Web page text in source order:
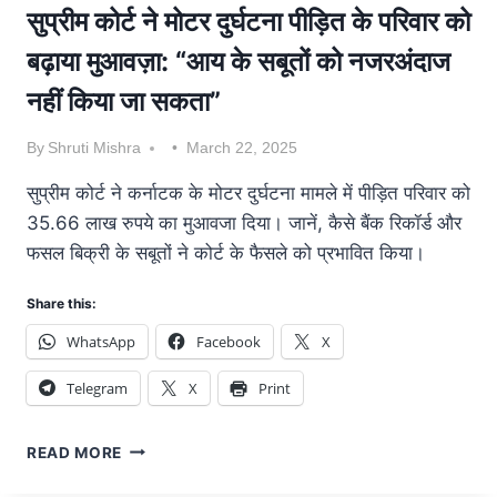
सुप्रीम कोर्ट ने मोटर दुर्घटना पीड़ित के परिवार को
बढ़ाया मुआवज़ा: “आय के सबूतों को नजरअंदाज
नहीं किया जा सकता”
By Shruti Mishra March 22, 2025
सुप्रीम कोर्ट ने कर्नाटक के मोटर दुर्घटना मामले में पीड़ित परिवार को
35.66 लाख रुपये का मुआवजा दिया। जानें, कैसे बैंक रिकॉर्ड और
फसल बिक्री के सबूतों ने कोर्ट के फैसले को प्रभावित किया।
Share this:
WhatsApp Facebook X
Telegram X Print
READ MORE